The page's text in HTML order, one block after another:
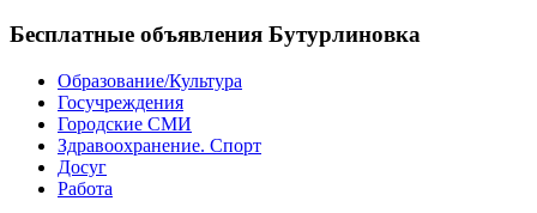
Бесплатные объявления Бутурлиновка
Образование/Культура
Госучреждения
Городские СМИ
Здравоохранение. Спорт
Досуг
Работа